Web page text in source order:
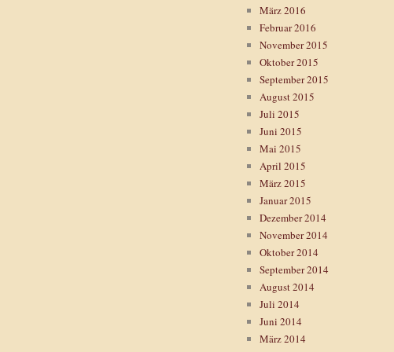
März 2016
Februar 2016
November 2015
Oktober 2015
September 2015
August 2015
Juli 2015
Juni 2015
Mai 2015
April 2015
März 2015
Januar 2015
Dezember 2014
November 2014
Oktober 2014
September 2014
August 2014
Juli 2014
Juni 2014
März 2014